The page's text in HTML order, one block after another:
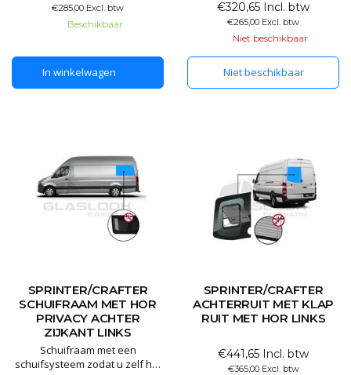
verduisterd privacyglas.
Hierdoor kunt u wel zelf naar
buiten kijken maar dit maakt
kijken. Dit handige schuifraam
is te
€285,00 Excl. btw
Beschikbaar
In winkelwagen
schuifraam is gemaakt van 80%
verduisterd privacyglas.
Hierdoor kunt u wel zelf naar
buiten kijken maar dit maakt
het lastig om naar binnen te
kijken. Dit handige schuifraam
is te
€320,65 Incl. btw
€265,00 Excl. btw
Niet beschikbaar
Niet beschikbaar
SPRINTER/CRAFTER
SCHUIFRAAM MET HOR
PRIVACY ACHTER
ZIJKANT LINKS
Schuifraam met een
schuifsysteem zodat u zelf het
SPRINTER/CRAFTER
ACHTERRUIT MET KLAP
RUIT MET HOR LINKS
€441,65 Incl. btw
€365,00 Excl. btw